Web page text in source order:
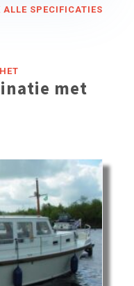
ALLE SPECIFICATIES
met